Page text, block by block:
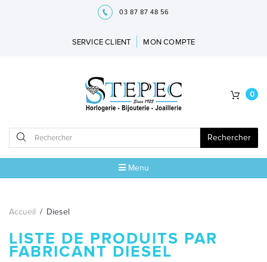
03 87 87 48 56
SERVICE CLIENT MON COMPTE
Rechercher
0
Menu
5ÈME AVENUE
Accueil / Diesel
LISTE DE PRODUITS PAR
FABRICANT DIESEL